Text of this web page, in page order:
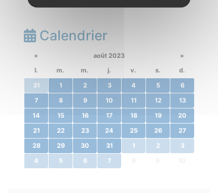
Calendrier
« août 2023
»
l.
m. m. j. v. s. d.
31 1 2 3 4 5 6
7 8 9 10 11 12 13
14 15 16 17 18 19 20
21 22 23 24 25 26 27
28 29 30 31 1 2 3
4 5 6 7 8 9 10